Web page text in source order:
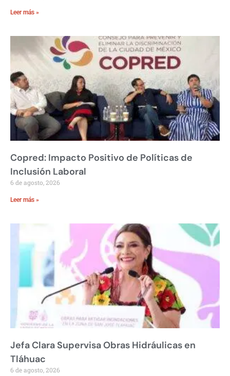
Leer más »
Copred: Impacto Positivo de Políticas de
Inclusión Laboral
6 de agosto, 2026
Leer más »
Jefa Clara Supervisa Obras Hidráulicas en
Tláhuac
6 de agosto, 2026